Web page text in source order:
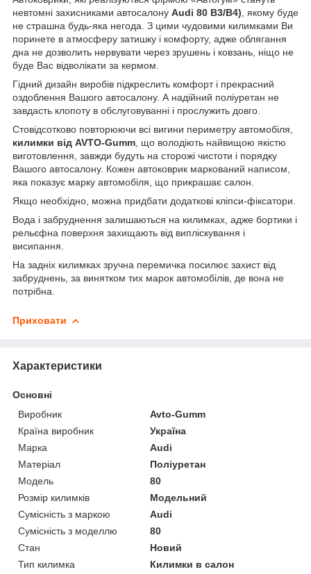
невтомні захисниками автосалону Audi 80 B3/B4) , якому буде
не страшна будь-яка негода. З цими чудовими килимками Ви
поринете в атмосферу затишку і комфорту, адже облягання
дна не дозволить нервувати через зрушень і ковзань, ніщо не
буде Вас відволікати за кермом.
Гідний дизайн виробів підкреслить комфорт і прекрасний
оздоблення Вашого автосалону. А надійний поліуретан не
завдасть клопоту в обслуговуванні і прослужить довго.
Стовідсотково повторюючи всі вигини периметру автомобіля,
килимки від AVTO-Gumm , що володіють найвищою якістю
виготовлення, завжди будуть на сторожі чистоти і порядку
Вашого автосалону. Кожен автоковрик маркований написом,
яка показує марку автомобіля, що прикрашає салон.
Якщо необхідно, можна придбати додаткові кліпси-фіксатори.
Вода і забруднення залишаються на килимках, адже бортики і
рельєфна поверхня захищають від випліскування і
висипання.
На задніх килимках зручна перемичка посилює захист від
забруднень, за винятком тих марок автомобілів, де вона не
потрібна.
Приховати
Характеристики
Основні
Виробник
Avto-Gumm
Країна виробник
Україна
Марка
Audi
Матеріал
Поліуретан
Модель
80
Розмір килимків
Модельний
Сумісність з маркою
Audi
Сумісність з моделлю
80
Стан
Новий
Тип килимка
Килимки в салон